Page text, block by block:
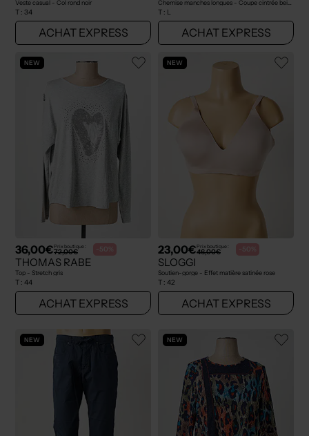
Veste casual - Col rond noir
T : 34
ACHAT EXPRESS
T : L
ACHAT EXPRESS
NEW
36,00€Prix boutique :
72,00€ -50%
THOMAS RABE
Top - Stretch gris
T : 44
ACHAT EXPRESS
NEW
23,00€Prix boutique :
46,00€ -50%
SLOGGI
Soutien-gorge - Effet matière satinée rose
T : 42
ACHAT EXPRESS
NEW NEW